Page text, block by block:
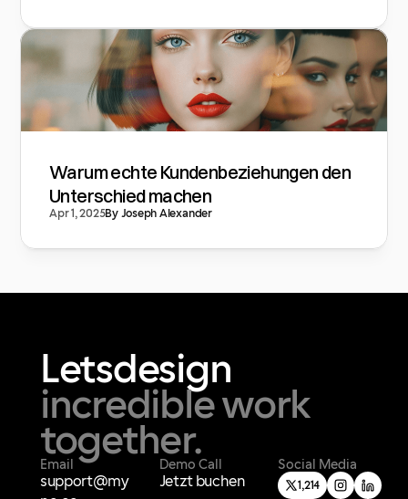
Warum echte Kundenbeziehungen den
Unterschied machen
Apr 1, 2025By Joseph Alexander
Letsdesign
incredible work
together.
Email
support@my
Demo Call
Jetzt buchen
Social Media
1,214